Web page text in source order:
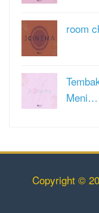
room
Meni…
Copyright ©